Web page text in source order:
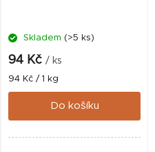
Skladem (>5 ks)
94 Kč / ks
Měrná
cena:
94 Kč / 1 kg
Do košíku